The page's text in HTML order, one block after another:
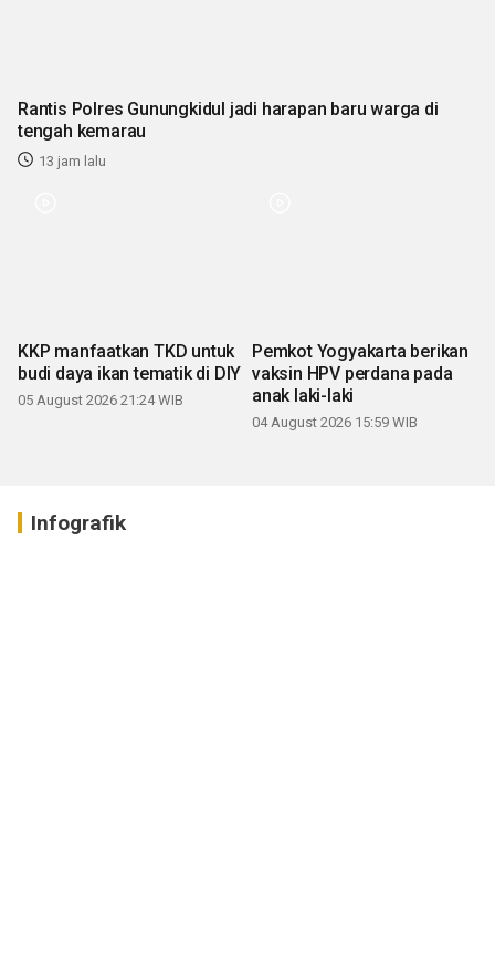
Rantis Polres Gunungkidul jadi harapan baru warga di
tengah kemarau
13 jam lalu
KKP manfaatkan TKD untuk
budi daya ikan tematik di DIY
05 August 2026 21:24 WIB
Pemkot Yogyakarta berikan
vaksin HPV perdana pada
anak laki-laki
04 August 2026 15:59 WIB
Infografik